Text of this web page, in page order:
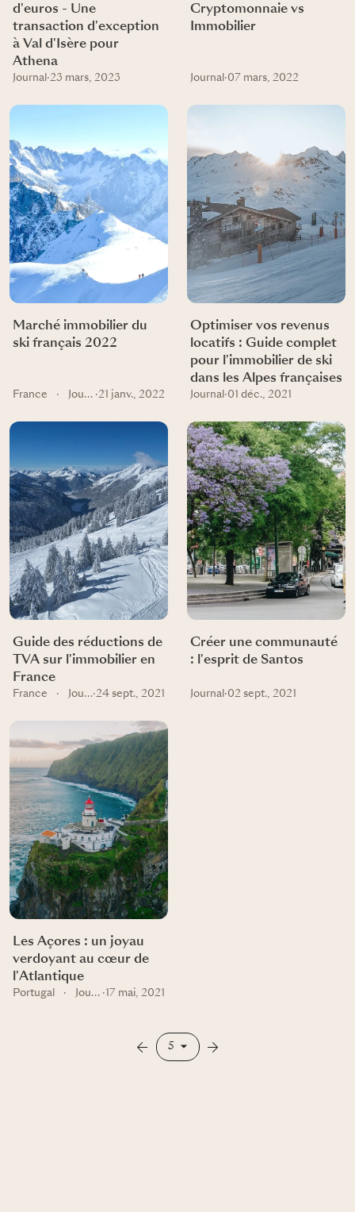
d'euros - Une
transaction d'exception
à Val d'Isère pour
Athena
Journal ·23 mars, 2023
Cryptomonnaie vs
Immobilier
Journal ·07 mars, 2022
Marché immobilier du
ski français 2022
France · Journal ·21 janv., 2022
Optimiser vos revenus
locatifs : Guide complet
pour l'immobilier de ski
dans les Alpes françaises
Journal ·01 déc., 2021
Guide des réductions de
TVA sur l'immobilier en
France
France · Journal ·24 sept., 2021
Créer une communauté
: l'esprit de Santos
Journal ·02 sept., 2021
Les Açores : un joyau
verdoyant au cœur de
l'Atlantique
Portugal · Journal ·17 mai, 2021